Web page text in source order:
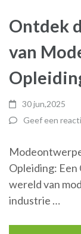
Ontdek
van
30 jun,2025
Geef een
Opleiding: Een
wereld van
industrie …